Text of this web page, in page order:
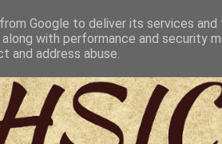
Google to deliver its services
with performance and security
and address abuse.